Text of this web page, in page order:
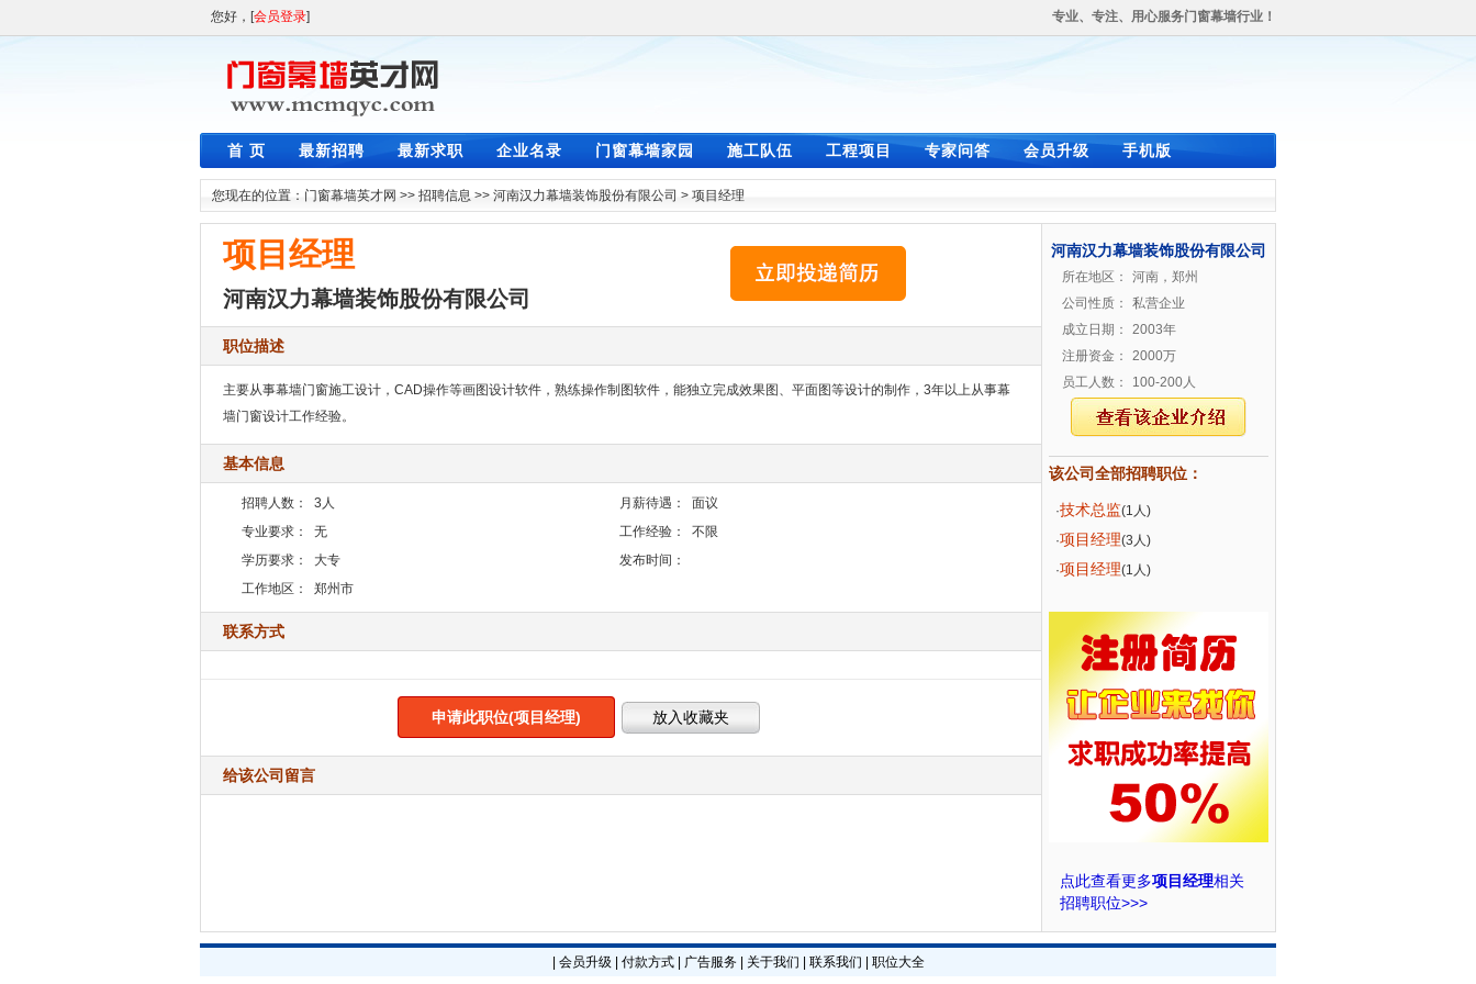
您好，[会员登录] 专业、专注、用心服务门窗幕墙行业！
首 页 最新招聘 最新求职 企业名录 门窗幕墙家园 施工队伍 工程项目 专家问答 会员升级 手机版
您现在的位置： 门窗幕墙英才网 >> 招聘信息 >> 河南汉力幕墙装饰股份有限公司 > 项目经理
项目经理
河南汉力幕墙装饰股份有限公司
职位描述
主要从事幕墙门窗施工设计，CAD操作等画图设计软件，熟练操作制图软件，能独立完成效果图、平面图等设计的制作，3年以上从事幕
墙门窗设计工作经验。
基本信息
招聘人数： 3人 月薪待遇：
面议
专业要求：
无 工作经验：
不限
学历要求：
大专
发布时间：
工作地区：
郑州市
联系方式
申请此职位(项目经理)
给该公司留言
河南汉力幕墙装饰股份有限公司
所在地区：
河南，郑州
公司性质：
私营企业
成立日期：
2003年
注册资金：
2000万
员工人数：
100-200人
该公司全部招聘职位：
·技术总监(1人)
·项目经理(3人)
·项目经理(1人)
点此查看更多项目经理相关
招聘职位>>>
会员升级 付款方式| 广告服务| 关于我们 联系我们 职位大全